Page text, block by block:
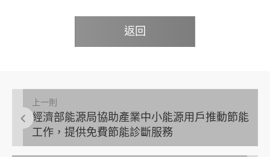
返回
上一則
經濟部能源局協助產業中小能源用戶推動節能
工作，提供免費節能診斷服務